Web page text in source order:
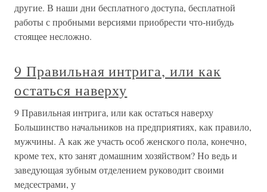
другие. В наши дни бесплатного доступа, бесплатной
работы с пробными версиями приобрести что-нибудь
стоящее несложно.
9 Правильная интрига, или как
остаться наверху
9 Правильная интрига, или как остаться наверху
Большинство начальников на предприятиях, как правило,
мужчины. А как же участь особ женского пола, конечно,
кроме тех, кто занят домашним хозяйством? Но ведь и
заведующая зубным отделением руководит своими
медсестрами, у